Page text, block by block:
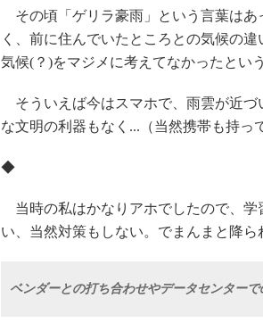
その頃「ゲリラ豪雨」という言葉はあ
く、前に住んでいたところとの気候の
気候(？)をマジメに考えてなかったという
そういえば今はスマホで、雨雲が近づ
な文明の利器もなく...（当然携帯も持っ
◆
当時の私はかなりアホでしたので、学
い、当然対策もしない。でまんまと降ら
ベンダーとの打ち合わせやデータセンター